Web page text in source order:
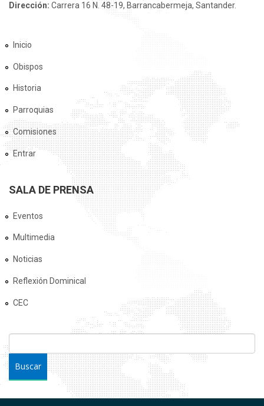
Dirección: Carrera 16 N. 48-19, Barrancabermeja, Santander.
Inicio
Obispos
Historia
Parroquias
Comisiones
Entrar
SALA DE PRENSA
Eventos
Multimedia
Noticias
Reflexión Dominical
CEC
FORMULARIO DE BÚSQUEDA